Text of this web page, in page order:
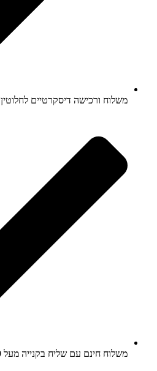
משלוח ורכישה דיסקרטיים לחלוטין
משלוח חינם עם שליח בקנייה מעל 199 ₪